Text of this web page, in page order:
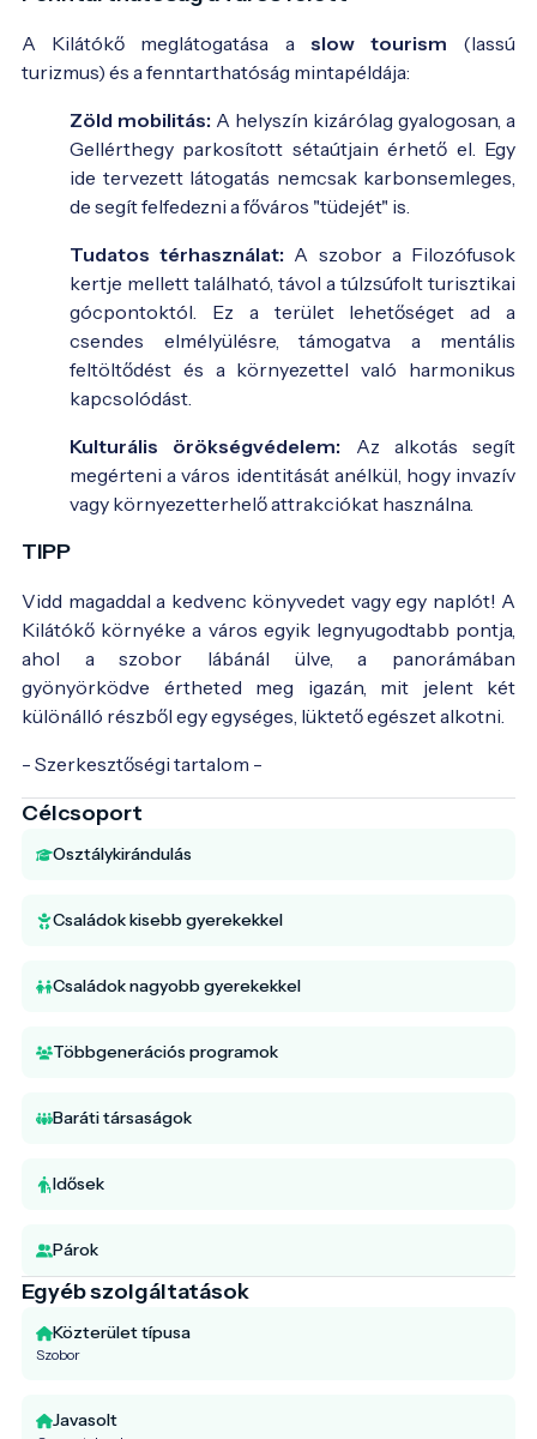
A Kilátókő meglátogatása a slow tourism (lassú
turizmus) és a fenntarthatóság mintapéldája:
Zöld mobilitás: A helyszín kizárólag gyalogosan, a
Gellérthegy parkosított sétaútjain érhető el. Egy
ide tervezett látogatás nemcsak karbonsemleges,
de segít felfedezni a főváros "tüdejét" is.
Tudatos térhasználat: A szobor a Filozófusok
kertje mellett található, távol a túlzsúfolt turisztikai
gócpontoktól. Ez a terület lehetőséget ad a
csendes elmélyülésre, támogatva a mentális
feltöltődést és a környezettel való harmonikus
kapcsolódást.
Kulturális örökségvédelem: Az alkotás segít
megérteni a város identitását anélkül, hogy invazív
vagy környezetterhelő attrakciókat használna.
TIPP
Vidd magaddal a kedvenc könyvedet vagy egy naplót! A
Kilátókő környéke a város egyik legnyugodtabb pontja,
ahol a szobor lábánál ülve, a panorámában
gyönyörködve értheted meg igazán, mit jelent két
különálló részből egy egységes, lüktető egészet alkotni.
- Szerkesztőségi tartalom -
Célcsoport
Osztálykirándulás
Családok kisebb gyerekekkel
Családok nagyobb gyerekekkel
Többgenerációs programok
Baráti társaságok
Idősek
Párok
Egyéb szolgáltatások
Közterület típusa
Szobor
Javasolt